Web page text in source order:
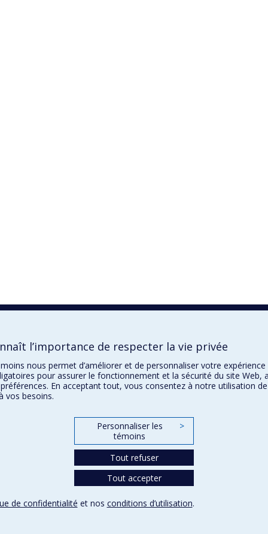
l’importance de respecter la vie privée
nous permet d’améliorer et de personnaliser votre expérience
pour assurer le fonctionnement et la sécurité du site Web,
En acceptant tout, vous consentez à notre utilisation
vos besoins.
Personnaliser les
témoins
>
Tout refuser
Tout accepter
de confidentialité et nos conditions d’utilisation.